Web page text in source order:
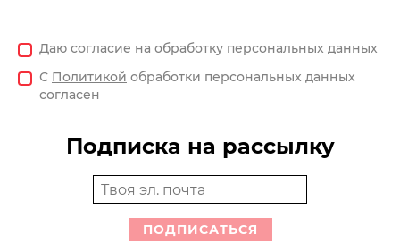
Даю согласие на обработку персональных данных
С Политикой обработки персональных данных
согласен
Подписка на рассылку
ПОДПИСАТЬСЯ